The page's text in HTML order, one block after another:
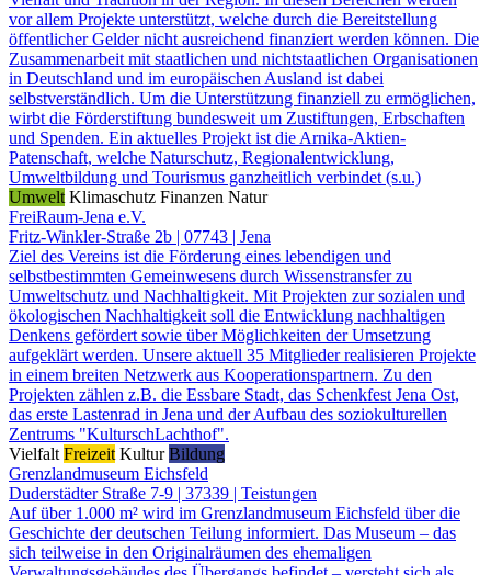
vor allem Projekte unterstützt, welche durch die Bereitstellung
öffentlicher Gelder nicht ausreichend finanziert werden können. Die
Zusammenarbeit mit staatlichen und nichtstaatlichen Organisationen
in Deutschland und im europäischen Ausland ist dabei
selbstverständlich. Um die Unterstützung finanziell zu ermöglichen,
wirbt die Förderstiftung bundesweit um Zustiftungen, Erbschaften
und Spenden. Ein aktuelles Projekt ist die Arnika-Aktien-
Patenschaft, welche Naturschutz, Regionalentwicklung,
Umweltbildung und Tourismus ganzheitlich verbindet (s.u.)
Umwelt Klimaschutz Finanzen Natur
FreiRaum-Jena e.V.
Fritz-Winkler-Straße 2b | 07743 | Jena
Ziel des Vereins ist die Förderung eines lebendigen und
selbstbestimmten Gemeinwesens durch Wissenstransfer zu
Umweltschutz und Nachhaltigkeit. Mit Projekten zur sozialen und
ökologischen Nachhaltigkeit soll die Entwicklung nachhaltigen
Denkens gefördert sowie über Möglichkeiten der Umsetzung
aufgeklärt werden. Unsere aktuell 35 Mitglieder realisieren Projekte
in einem breiten Netzwerk aus Kooperationspartnern. Zu den
Projekten zählen z.B. die Essbare Stadt, das Schenkfest Jena Ost,
das erste Lastenrad in Jena und der Aufbau des soziokulturellen
Zentrums "KulturschLachthof".
Vielfalt Freizeit Kultur Bildung
Grenzlandmuseum Eichsfeld
Duderstädter Straße 7-9 | 37339 | Teistungen
Auf über 1.000 m² wird im Grenzlandmuseum Eichsfeld über die
Geschichte der deutschen Teilung informiert. Das Museum – das
sich teilweise in den Originalräumen des ehemaligen